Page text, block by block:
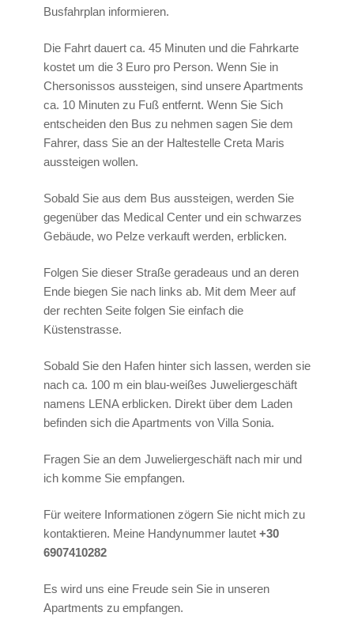
Busfahrplan informieren.
Die Fahrt dauert ca. 45 Minuten und die Fahrkarte
kostet um die 3 Euro pro Person. Wenn Sie in
Chersonissos aussteigen, sind unsere Apartments
ca. 10 Minuten zu Fuß entfernt. Wenn Sie Sich
entscheiden den Bus zu nehmen sagen Sie dem
Fahrer, dass Sie an der Haltestelle Creta Maris
aussteigen wollen.
Sobald Sie aus dem Bus aussteigen, werden Sie
gegenüber das Medical Center und ein schwarzes
Gebäude, wo Pelze verkauft werden, erblicken.
Folgen Sie dieser Straße geradeaus und an deren
Ende biegen Sie nach links ab. Mit dem Meer auf
der rechten Seite folgen Sie einfach die
Küstenstrasse.
Sobald Sie den Hafen hinter sich lassen, werden sie
nach ca. 100 m ein blau-weißes Juweliergeschäft
namens LENA erblicken. Direkt über dem Laden
befinden sich die Apartments von Villa Sonia.
Fragen Sie an dem Juweliergeschäft nach mir und
ich komme Sie empfangen.
Für weitere Informationen zögern Sie nicht mich zu
kontaktieren. Meine Handynummer lautet +30
6907410282
Es wird uns eine Freude sein Sie in unseren
Apartments zu empfangen.